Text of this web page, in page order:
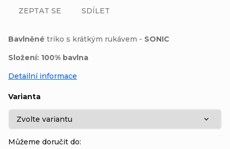
Varianta
Můžeme doručit do:
Bavlněné triko s krátkým rukávem - SONIC
Složení: 100% bavlna
Detailní informace
ZEPTAT SE SDÍLET